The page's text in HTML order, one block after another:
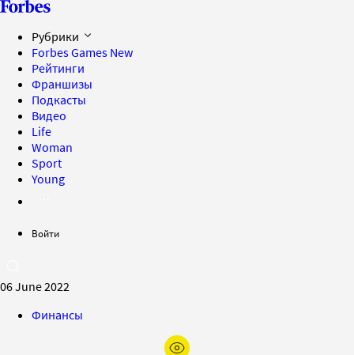
Рубрики
Forbes Games New
Рейтинги
Франшизы
Подкасты
Видео
Life
Woman
Sport
Young
Войти
06 June 2022
Финансы